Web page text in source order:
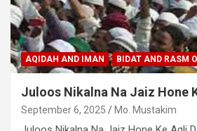
AQIDAH AND IMAN BIDAT AND RASM
Juloos Nikalna Na Jaiz Hone
September 6, 2025 Mo. Mustakim